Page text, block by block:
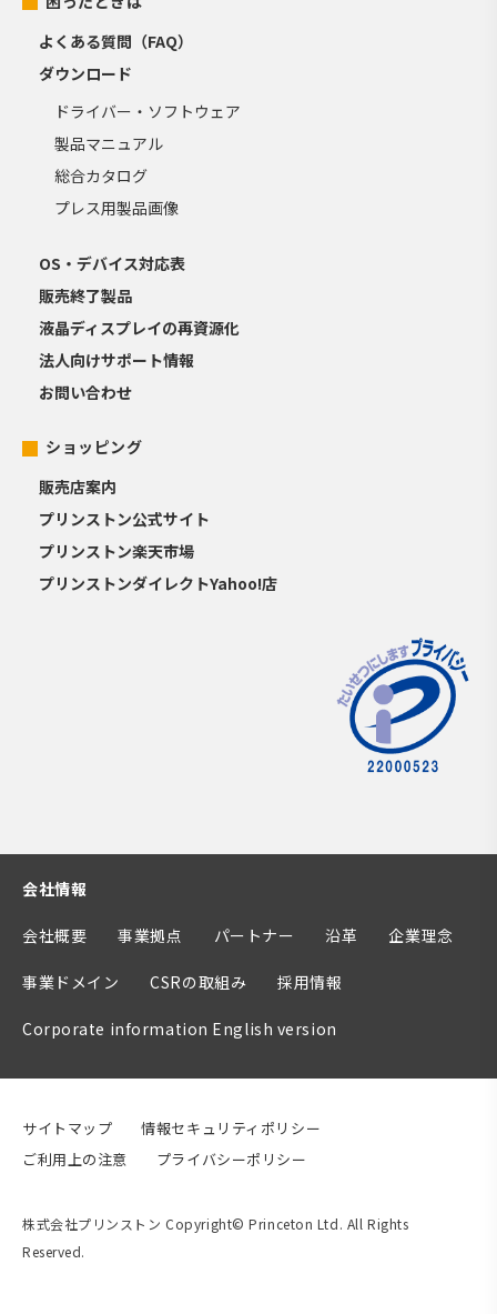
よくある質問（FAQ）
ダウンロード
ドライバー・ソフトウェア
製品マニュアル
総合カタログ
プレス用製品画像
OS・デバイス対応表
販売終了製品
液晶ディスプレイの再資源化
法人向けサポート情報
お問い合わせ
ショッピング
販売店案内
プリンストン公式サイト
プリンストン楽天市場
プリンストンダイレクトYahoo!店
会社情報
会社概要 事業拠点 パートナー 沿革 企業理念
事業ドメイン CSRの取組み 採用情報
Corporate information English version
サイトマップ
情報セキュリティポリシー
ご利用上の注意
プライバシーポリシー
株式会社プリンストン Copyright© Princeton Ltd. All Rights
Reserved.